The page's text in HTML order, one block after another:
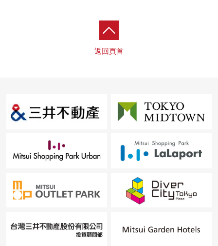
返回頁首